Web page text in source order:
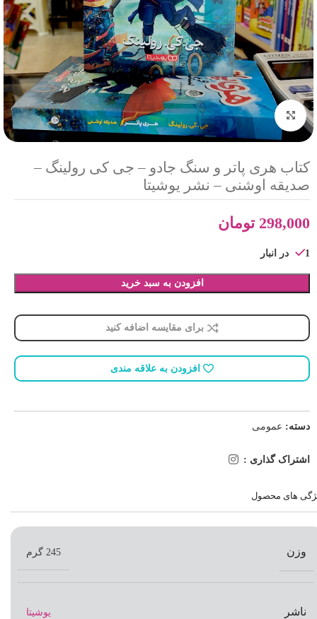
بزرگنمایی تصویر
کتاب هری پاتر و سنگ جادو – جی کی رولینگ –
صدیقه اوشنی – نشر یوشیتا
298,000 تومان
1 در انبار
افزودن به سبد خرید
برای مقایسه اضافه کنید
افزودن به علاقه مندی
دسته: عمومی
اشتراک گذاری :
های محصول
وزن 245 گرم
ناشر یوشیتا